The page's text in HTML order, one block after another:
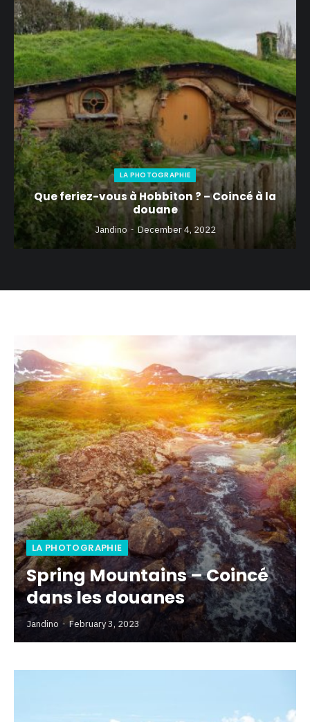
LA PHOTOGRAPHIE
Que feriez-vous à Hobbiton ? – Coincé à la
douane
Jandino December 4, 2022
LA PHOTOGRAPHIE
Spring Mountains – Coincé
dans les douanes
Jandino February 3, 2023